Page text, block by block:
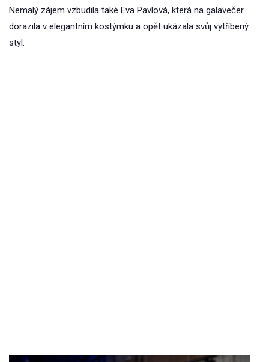
Nemalý zájem vzbudila také Eva Pavlová, která na galavečer
dorazila v elegantním kostýmku a opět ukázala svůj vytříbený
styl.